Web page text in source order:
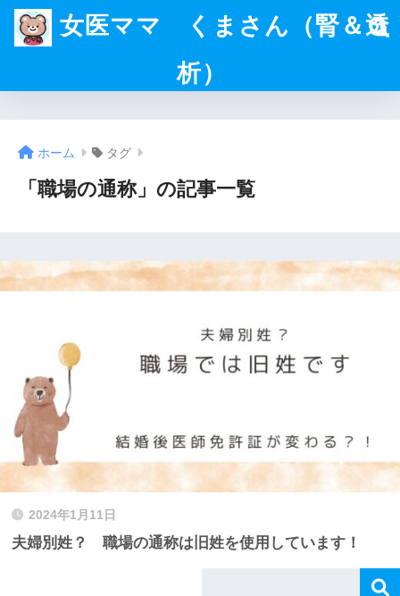
女医ママ くまさん（腎＆透
析）
ホーム タグ
「職場の通称」の記事一覧
2024年1月11日
夫婦別姓？ 職場の通称は旧姓を使用しています！